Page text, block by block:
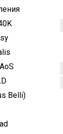
Belli)